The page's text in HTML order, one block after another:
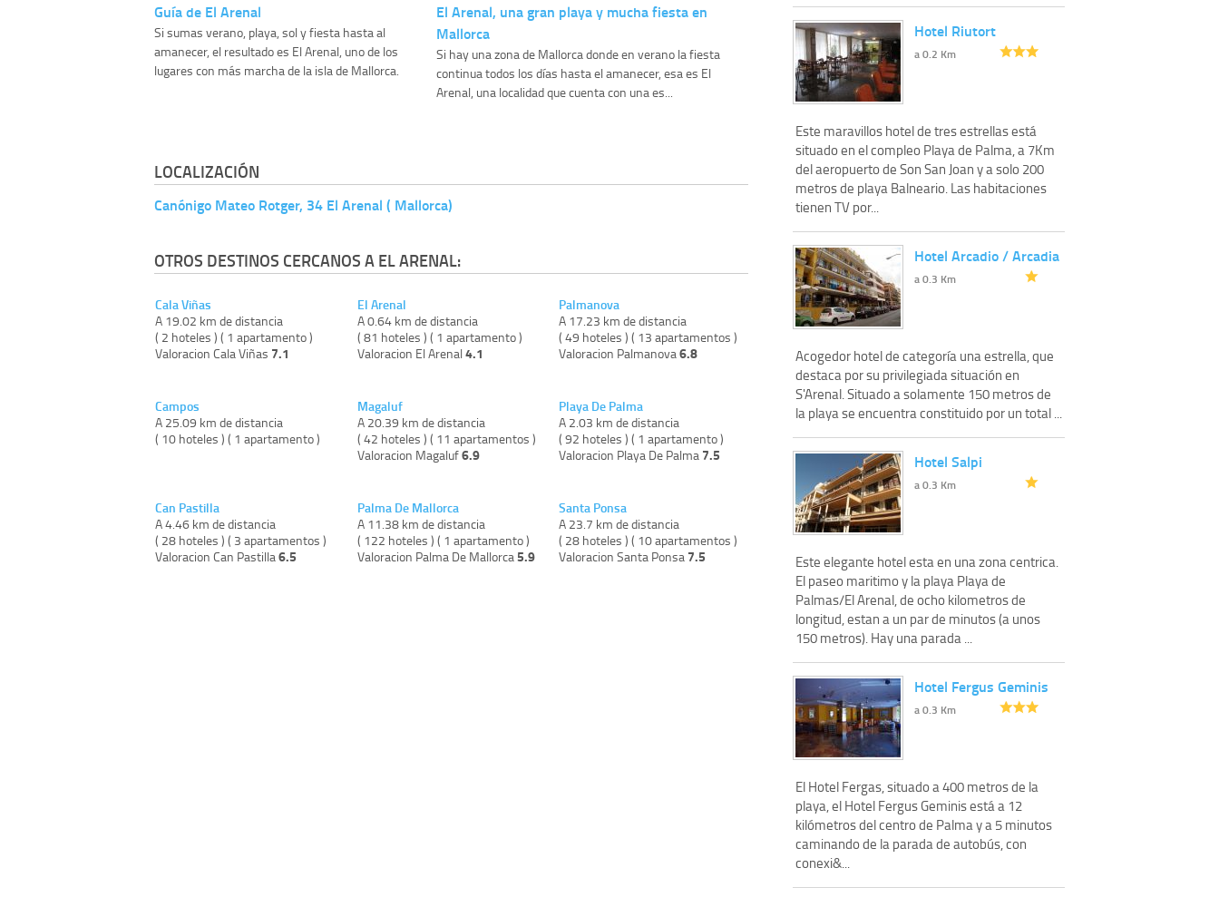
Guía de El Arenal
Si sumas verano, playa, sol y fiesta hasta al
amanecer, el resultado es El Arenal, uno de los
lugares con más marcha de la isla de Mallorca.
El Arenal, una gran playa y mucha fiesta en
Mallorca
Si hay una zona de Mallorca donde en verano la fiesta
continua todos los días hasta el amanecer, esa es El
Arenal, una localidad que cuenta con una es...
LOCALIZACIÓN
Canónigo Mateo Rotger, 34 El Arenal ( Mallorca)
OTROS DESTINOS CERCANOS A EL ARENAL:
Cala Viñas
A 19.02 km de distancia
( 2 hoteles ) ( 1 apartamento )
Valoracion Cala Viñas 7.1
Campos
A 25.09 km de distancia
( 10 hoteles ) ( 1 apartamento )
Can Pastilla
A 4.46 km de distancia
( 28 hoteles ) ( 3 apartamentos )
Valoracion Can Pastilla6.5
El Arenal
A 0.64 km de distancia
( 81 hoteles ) ( 1 apartamento )
Valoracion El Arenal4.1
Magaluf
A 20.39 km de distancia
( 42 hoteles ) ( 11 apartamentos )
Valoracion Magaluf6.9
Palma De Mallorca
A 11.38 km de distancia
( 122 hoteles ) ( 1 apartamento )
Valoracion Palma De Mallorca5.9
Palmanova
A 17.23 km de distancia
( 49 hoteles ) ( 13 apartamentos )
Valoracion Palmanova6.8
Playa De Palma
A 2.03 km de distancia
( 92 hoteles ) ( 1 apartamento )
Valoracion Playa De Palma 7.5
Santa Ponsa
A 23.7 km de distancia
( 28 hoteles ) ( 10 apartamentos )
Valoracion Santa Ponsa 7.5
Hotel Riutort
a 0.2 Km
Este maravillos hotel de tres estrellas está
situado en el compleo Playa de Palma, a 7Km
del aeropuerto de Son San Joan y a solo 200
metros de playa Balneario. Las habitaciones
tienen TV por...
Hotel Arcadio / Arcadia
a 0.3 Km
Acogedor hotel de categoría una estrella, que
destaca por su privilegiada situación en
S'Arenal. Situado a solamente 150 metros de
la playa se encuentra constituido por un total ...
Hotel Salpi
a 0.3 Km
Este elegante hotel esta en una zona centrica.
El paseo maritimo y la playa Playa de
Palmas/El Arenal, de ocho kilometros de
longitud, estan a un par de minutos (a unos
150 metros). Hay una parada ...
Hotel Fergus Geminis
a 0.3 Km
El Hotel Fergas, situado a 400 metros de la
playa, el Hotel Fergus Geminis está a 12
kilómetros del centro de Palma y a 5 minutos
caminando de la parada de autobús, con
conexi&...